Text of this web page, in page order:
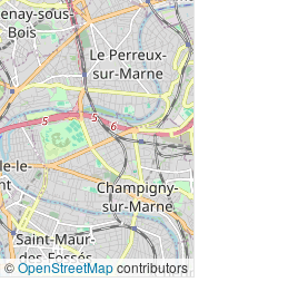
©OpenStreetMapcontributors